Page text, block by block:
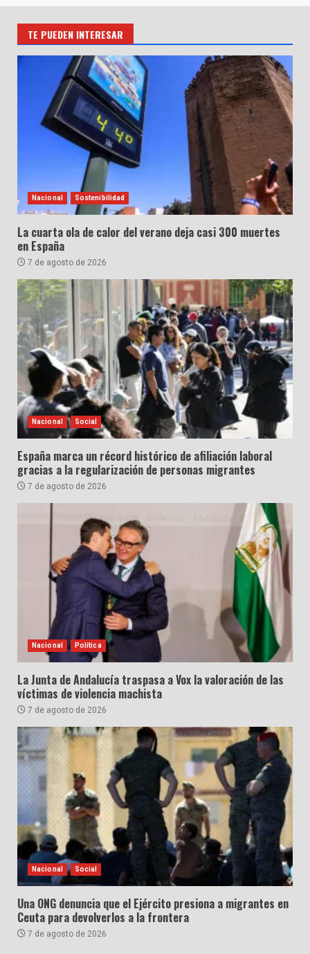
TE PUEDEN INTERESAR
Nacional Sostenibilidad
La cuarta ola de calor del verano deja casi 300 muertes
en España
7 de agosto de 2026
Nacional Social
España marca un récord histórico de afiliación laboral
gracias a la regularización de personas migrantes
7 de agosto de 2026
Nacional Política
La Junta de Andalucía traspasa a Vox la valoración de las
víctimas de violencia machista
7 de agosto de 2026
Nacional Social
Una ONG denuncia que el Ejército presiona a migrantes en
Ceuta para devolverlos a la frontera
7 de agosto de 2026